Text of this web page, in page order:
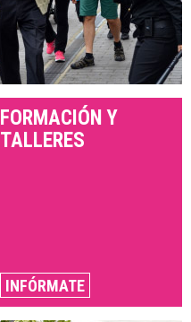
FORMACIÓN Y
TALLERES
INFÓRMATE